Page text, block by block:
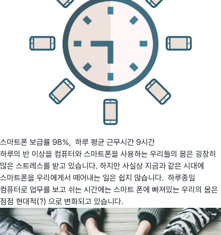
스마트폰 보급률 98%, 하루 평균 근무시간 9시간
하루의 반 이상을 컴퓨터와 스마트폰을 사용하는 우리들의 몸은 굉장히
많은 스트레스를 받고 있습니다. 하지만 사실상 지금과 같은 시대에
스마트폰을 우리에게서 떼어내는 일은 쉽지 않습니다. 하루종일
컴퓨터로 업무를 보고 쉬는 시간에는 스마트 폰에 빠져있는 우리의 몸은
점점 현대적(?) 으로 변화되고 있습니다.